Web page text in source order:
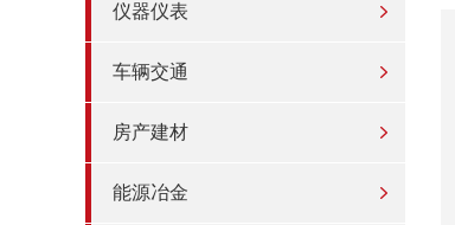
仪器仪表
车辆交通
房产建材
能源冶金